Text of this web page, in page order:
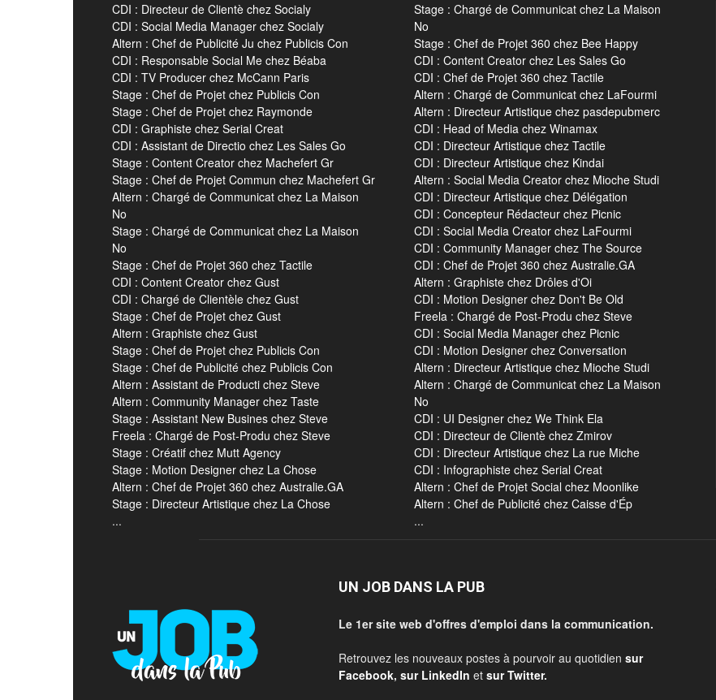
CDI : Directeur de Clientè chez Socialy
CDI : Social Media Manager chez Socialy
Altern : Chef de Publicité Ju chez Publicis Con
CDI : Responsable Social Me chez Béaba
CDI : TV Producer chez McCann Paris
Stage : Chef de Projet chez Publicis Con
Stage : Chef de Projet chez Raymonde
CDI : Graphiste chez Serial Creat
CDI : Assistant de Directio chez Les Sales Go
Stage : Content Creator chez Machefert Gr
Stage : Chef de Projet Commun chez Machefert Gr
Altern : Chargé de Communicat chez La Maison
No
Stage : Chargé de Communicat chez La Maison
No
Stage : Chef de Projet 360 chez Tactile
CDI : Content Creator chez Gust
CDI : Chargé de Clientèle chez Gust
Stage : Chef de Projet chez Gust
Altern : Graphiste chez Gust
Stage : Chef de Projet chez Publicis Con
Stage : Chef de Publicité chez Publicis Con
Altern : Assistant de Producti chez Steve
Altern : Community Manager chez Taste
Stage : Assistant New Busines chez Steve
Freela : Chargé de Post-Produ chez Steve
Stage : Créatif chez Mutt Agency
Stage : Motion Designer chez La Chose
Altern : Chef de Projet 360 chez Australie.GA
Stage : Directeur Artistique chez La Chose
...
Stage : Chargé de Communicat chez La Maison
No
Stage : Chef de Projet 360 chez Bee Happy
CDI : Content Creator chez Les Sales Go
CDI : Chef de Projet 360 chez Tactile
Altern : Chargé de Communicat chez LaFourmi
Altern : Directeur Artistique chez pasdepubmerc
CDI : Head of Media chez Winamax
CDI : Directeur Artistique chez Tactile
CDI : Directeur Artistique chez Kindai
Altern : Social Media Creator chez Mioche Studi
CDI : Directeur Artistique chez Délégation
CDI : Concepteur Rédacteur chez Picnic
CDI : Social Media Creator chez LaFourmi
CDI : Community Manager chez The Source
CDI : Chef de Projet 360 chez Australie.GA
Altern : Graphiste chez Drôles d'Oi
CDI : Motion Designer chez Don't Be Old
Freela : Chargé de Post-Produ chez Steve
CDI : Social Media Manager chez Picnic
CDI : Motion Designer chez Conversation
Altern : Directeur Artistique chez Mioche Studi
Altern : Chargé de Communicat chez La Maison
No
CDI : UI Designer chez We Think Ela
CDI : Directeur de Clientè chez Zmirov
CDI : Directeur Artistique chez La rue Miche
CDI : Infographiste chez Serial Creat
Altern : Chef de Projet Social chez Moonlike
Altern : Chef de Publicité chez Caisse d'Ép
...
UN JOB DANS LA PUB
Le 1er site web d'offres d'emploi dans la communication.
Retrouvez les nouveaux postes à pourvoir au quotidien sur
Facebook, sur LinkedIn et sur Twitter.